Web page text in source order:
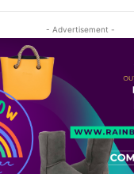
- Advertisement -